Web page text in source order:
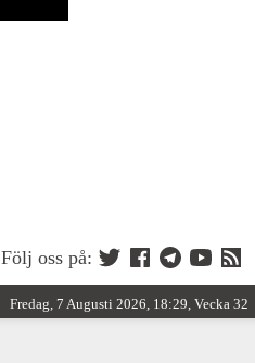
Följ oss på:
Fredag, 7 Augusti 2026, 18:29, Vecka 32